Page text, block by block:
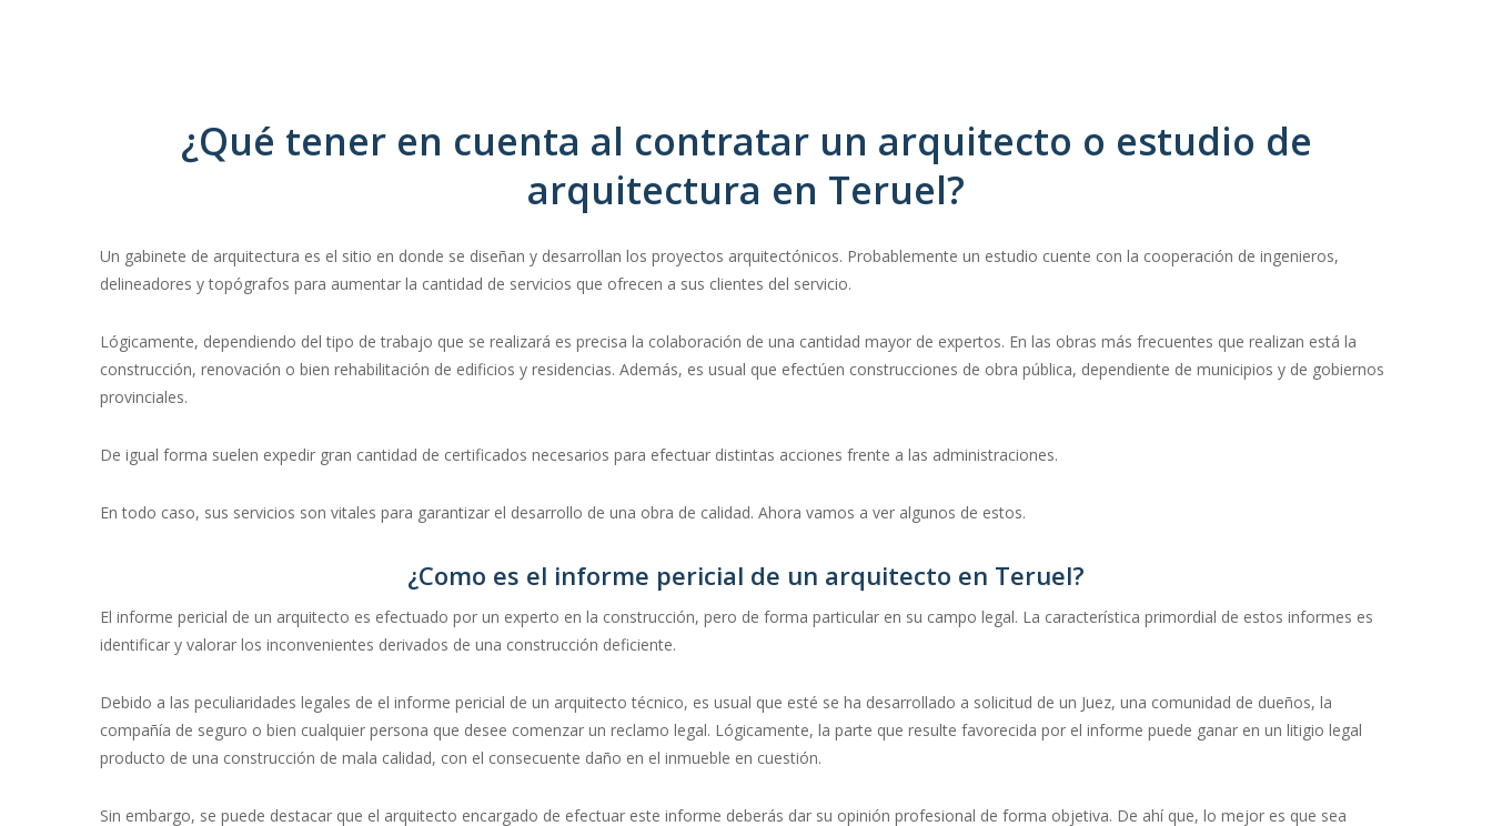
¿Qué tener en cuenta al contratar un arquitecto o estudio de
arquitectura en Teruel?
Un gabinete de arquitectura es el sitio en donde se diseñan y desarrollan los proyectos arquitectónicos. Probablemente un estudio cuente con la cooperación de ingenieros,
delineadores y topógrafos para aumentar la cantidad de servicios que ofrecen a sus clientes del servicio.
Lógicamente, dependiendo del tipo de trabajo que se realizará es precisa la colaboración de una cantidad mayor de expertos. En las obras más frecuentes que realizan está la
construcción, renovación o bien rehabilitación de edificios y residencias. Además, es usual que efectúen construcciones de obra pública, dependiente de municipios y de gobiernos
provinciales.
De igual forma suelen expedir gran cantidad de certificados necesarios para efectuar distintas acciones frente a las administraciones.
En todo caso, sus servicios son vitales para garantizar el desarrollo de una obra de calidad. Ahora vamos a ver algunos de estos.
¿Como es el informe pericial de un arquitecto en Teruel?
El informe pericial de un arquitecto es efectuado por un experto en la construcción, pero de forma particular en su campo legal. La característica primordial de estos informes es
identificar y valorar los inconvenientes derivados de una construcción deficiente.
Debido a las peculiaridades legales de el informe pericial de un arquitecto técnico, es usual que esté se ha desarrollado a solicitud de un Juez, una comunidad de dueños, la
compañía de seguro o bien cualquier persona que desee comenzar un reclamo legal. Lógicamente, la parte que resulte favorecida por el informe puede ganar en un litigio legal
producto de una construcción de mala calidad, con el consecuente daño en el inmueble en cuestión.
Sin embargo, se puede destacar que el arquitecto encargado de efectuar este informe deberás dar su opinión profesional de forma objetiva. De ahí que, lo mejor es que sea